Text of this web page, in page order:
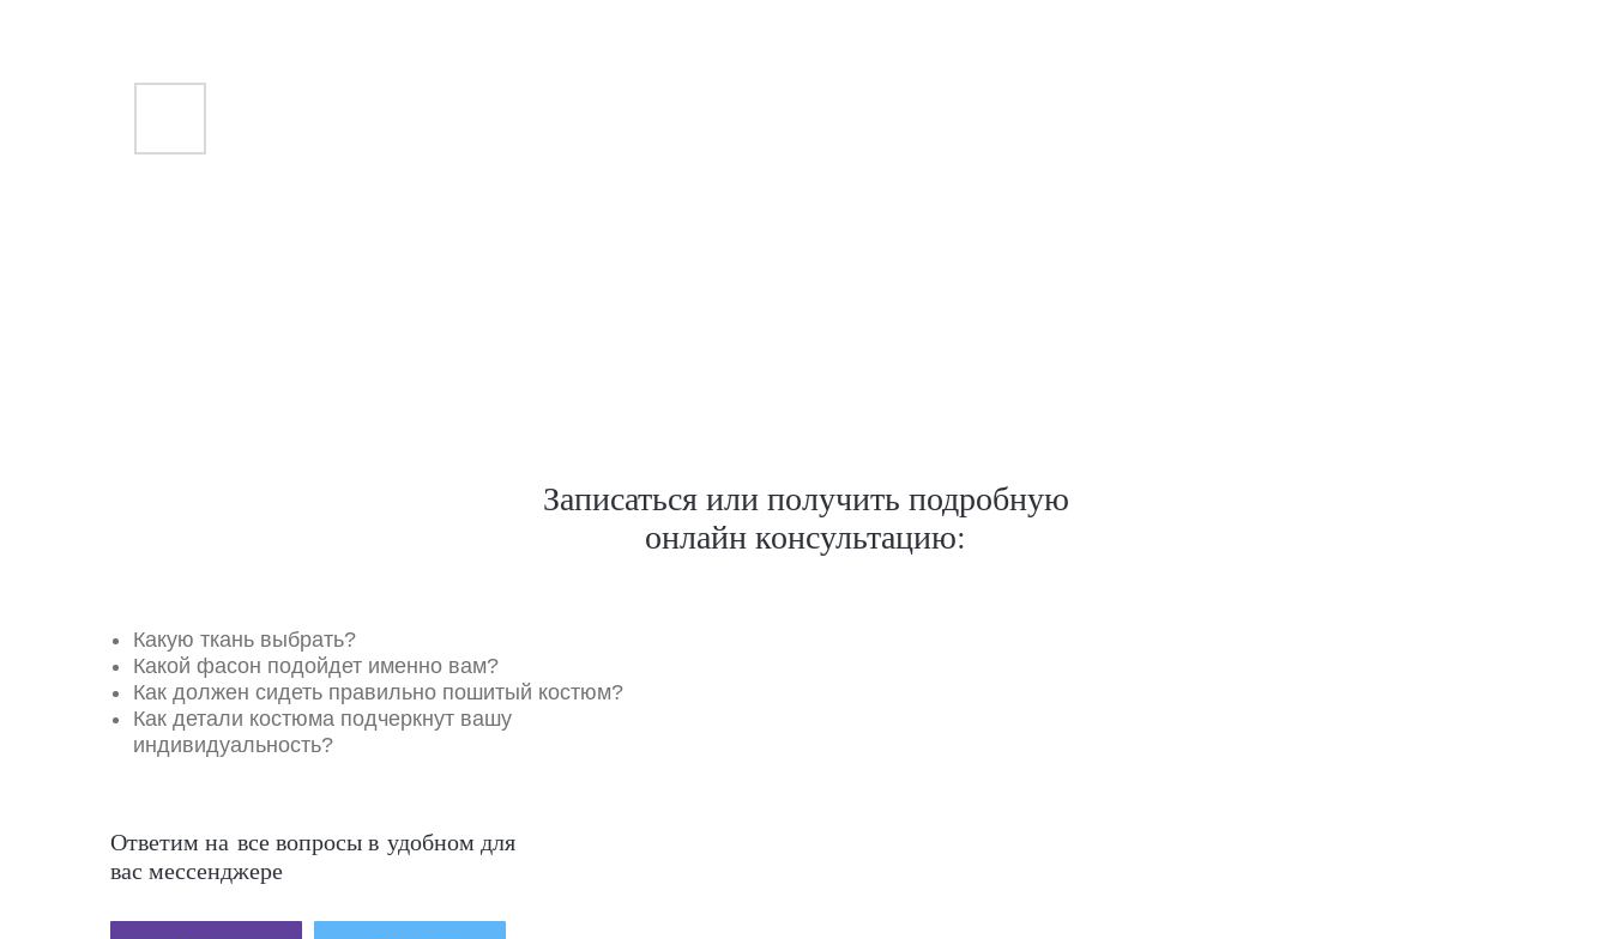
Записаться или получить подробную
онлайн консультацию:
Какую ткань выбрать?
Какой фасон подойдет именно вам?
Как должен сидеть правильно пошитый костюм?
Как детали костюма подчеркнут вашу
индивидуальность?
Ответим на все вопросы в удобном для
вас мессенджере